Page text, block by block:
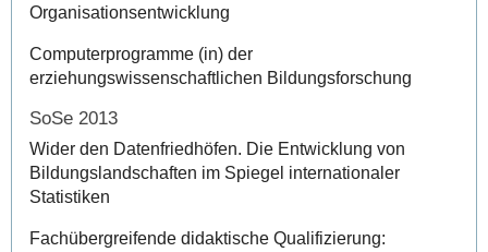
Organisationsentwicklung
Computerprogramme (in) der
erziehungswissenschaftlichen Bildungsforschung
SoSe 2013
Wider den Datenfriedhöfen. Die Entwicklung von
Bildungslandschaften im Spiegel internationaler
Statistiken
Fachübergreifende didaktische Qualifizierung: